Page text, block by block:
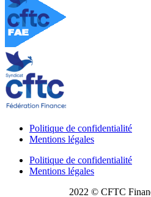
Politique de confidentialité
Mentions légales
Politique de confidentialité
Mentions légales
2022 © CFTC